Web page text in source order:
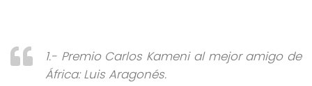
1.- Premio Carlos Kameni al mejor amigo de
África: Luis Aragonés.